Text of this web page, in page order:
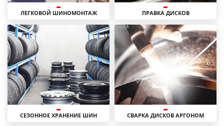
ЛЕГКОВОЙ ШИНОМОНТАЖ ПРАВКА ДИСКОВ
СЕЗОННОЕ ХРАНЕНИЕ ШИН СВАРКА ДИСКОВ АРГОНОМ